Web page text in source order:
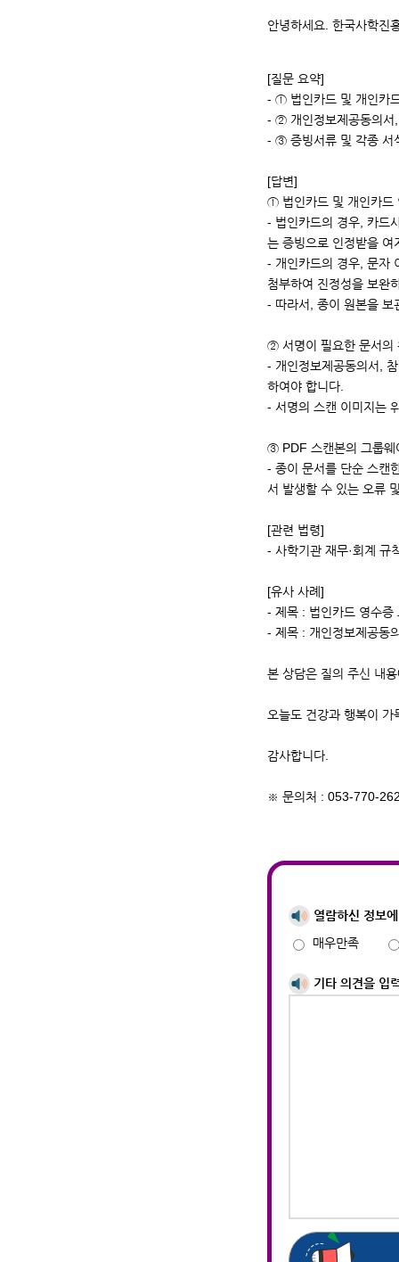
안녕하세요. 한국사학진
[질문 요약]
- ① 법인카드 및 개인카
- ② 개인정보제공동의서
- ③ 증빙서류 및 각종 서
[답변]
① 법인카드 및 개인카드
- 법인카드의 경우, 카드
는 증빙으로 인정받을 여
- 개인카드의 경우, 문자
첨부하여 진정성을 보완
- 따라서, 종이 원본을 보
② 서명이 필요한 문서의
- 개인정보제공동의서,
하여야 합니다.
- 서명의 스캔 이미지는
③ PDF 스캔본의 그룹웨
- 종이 문서를 단순 스캔
서 발생할 수 있는 오류
[관련 법령]
- 사학기관 재무·회계 규
[유사 사례]
- 제목 : 법인카드 영수
- 제목 : 개인정보제공동
본 상담은 질의 주신 내
오늘도 건강과 행복이
감사합니다.
※ 문의처 : 053-770-
열람하신 정보
매우만족
기타 의견을 입